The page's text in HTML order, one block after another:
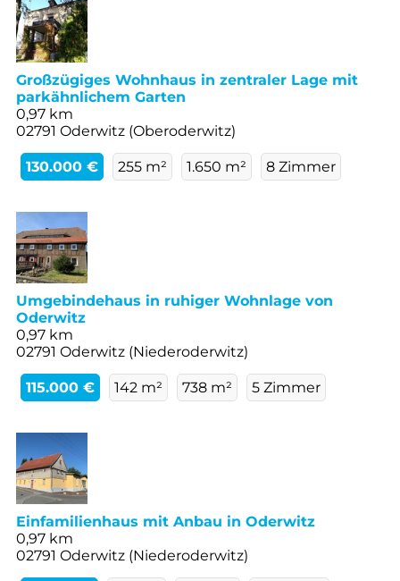
Großzügiges Wohnhaus in zentraler Lage mit
parkähnlichem Garten
0,97 km
02791 Oderwitz (Oberoderwitz)
130.000 € 255 m² 1.650 m² 8 Zimmer
Umgebindehaus in ruhiger Wohnlage von
Oderwitz
0,97 km
02791 Oderwitz (Niederoderwitz)
115.000 € 142 m² 738 m² 5 Zimmer
Einfamilienhaus mit Anbau in Oderwitz
0,97 km
02791 Oderwitz (Niederoderwitz)